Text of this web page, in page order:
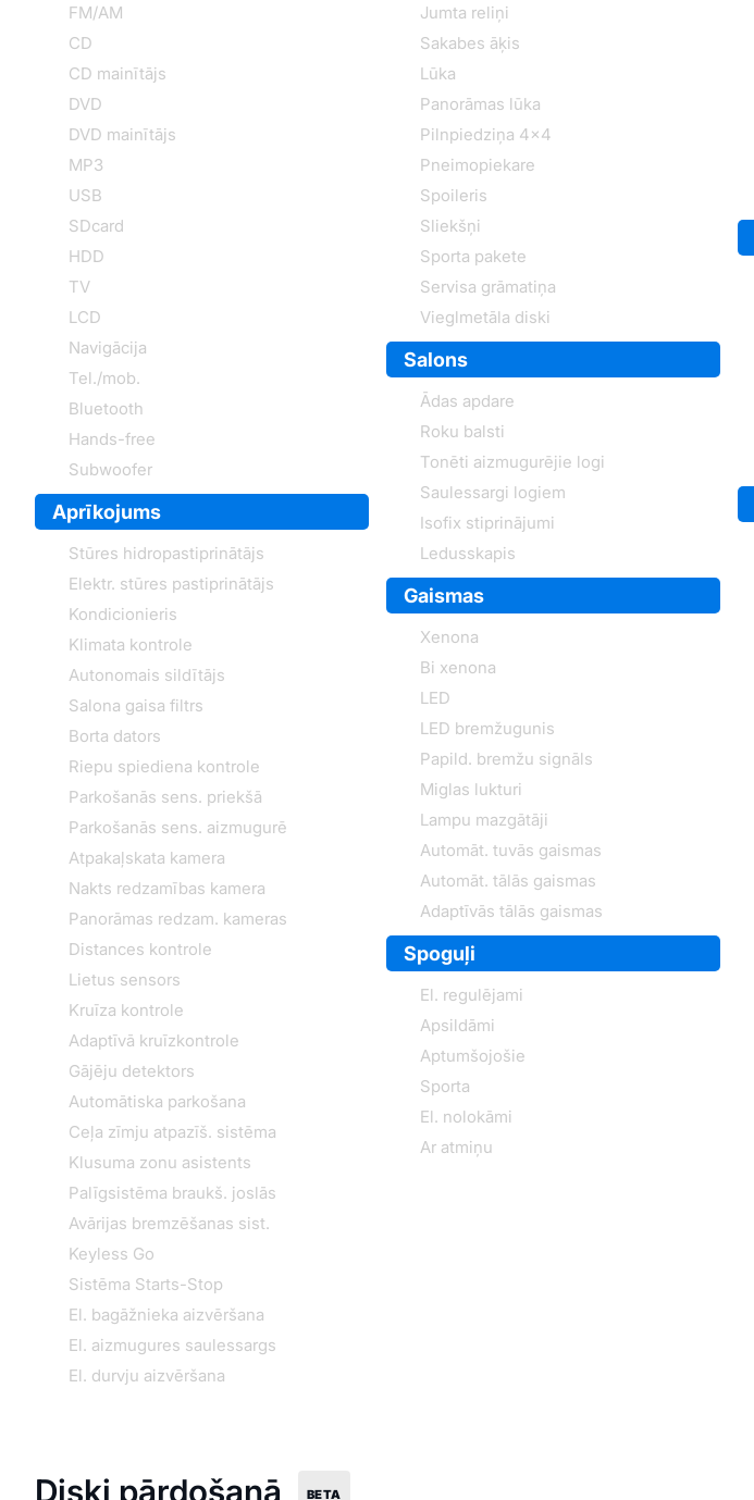
FM/AM
CD
CD mainītājs
DVD
DVD mainītājs
MP3
USB
SDcard
HDD
TV
LCD
Navigācija
Tel./mob.
Bluetooth
Hands-free
Subwoofer
Aprīkojums
Stūres hidropastiprinātājs
Elektr. stūres pastiprinātājs
Kondicionieris
Klimata kontrole
Autonomais sildītājs
Salona gaisa filtrs
Borta dators
Riepu spiediena kontrole
Parkošanās sens. priekšā
Parkošanās sens. aizmugurē
Atpakaļskata kamera
Nakts redzamības kamera
Panorāmas redzam. kameras
Distances kontrole
Lietus sensors
Kruīza kontrole
Adaptīvā kruīzkontrole
Gājēju detektors
Automātiska parkošana
Ceļa zīmju atpazīš. sistēma
Klusuma zonu asistents
Palīgsistēma braukš. joslās
Avārijas bremzēšanas sist.
Keyless Go
Sistēma Starts-Stop
El. bagāžnieka aizvēršana
El. aizmugures saulessargs
El. durvju aizvēršana
Jumta reliņi
Sakabes āķis
Lūka
Panorāmas lūka
Pilnpiedziņa 4x4
Pneimopiekare
Spoileris
Sliekšņi
Sporta pakete
Servisa grāmatiņa
Vieglmetāla diski
Salons
Ādas apdare
Roku balsti
Tonēti aizmugurējie logi
Saulessargi logiem
Isofix stiprinājumi
Ledusskapis
Gaismas
Xenona
Bi xenona
LED
LED bremžugunis
Papild. bremžu signāls
Miglas lukturi
Lampu mazgātāji
Automāt. tuvās gaismas
Automāt. tālās gaismas
Adaptīvās tālās gaismas
Spoguļi
El. regulējami
Apsildāmi
Aptumšojošie
Sporta
El. nolokāmi
Ar atmiņu
Diski pārdošanā BETA